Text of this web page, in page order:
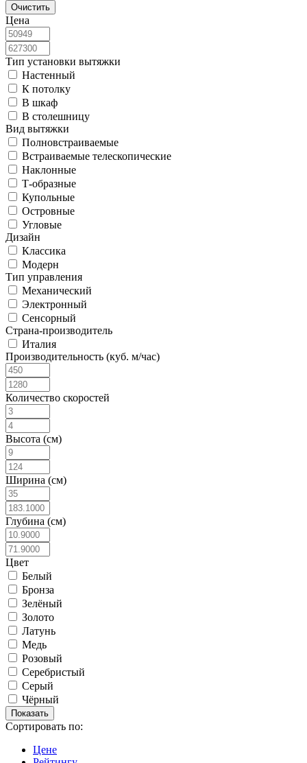
Цена
Тип установки вытяжки
Настенный
К потолку
В шкаф
В столешницу
Вид вытяжки
Полновстраиваемые
Встраиваемые телескопические
Наклонные
Т-образные
Купольные
Островные
Угловые
Дизайн
Классика
Модерн
Тип управления
Механический
Электронный
Сенсорный
Страна-производитель
Италия
Производительность (куб. м/час)
Количество скоростей
Высота (см)
Ширина (см)
Глубина (см)
Цвет
Белый
Бронза
Зелёный
Золото
Латунь
Медь
Розовый
Серебристый
Серый
Чёрный
Сортировать по:
Цене